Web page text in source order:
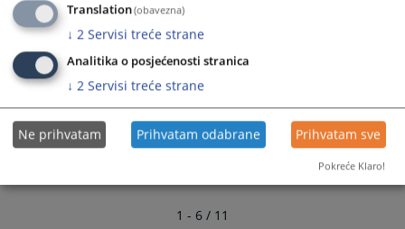
changing
dates.
Zakon o krivičnom postupku Republike
Srpske - izmjene i dopune 91/17
1 - 6 / 11
Translation(obavezna)
↓ 2 Servisi treće strane
Analitika o posjećenosti stranica
↓ 2 Servisi treće strane
Ne prihvatam Prihvatam odabrane Prihvatam sve
Pokreće Klaro!